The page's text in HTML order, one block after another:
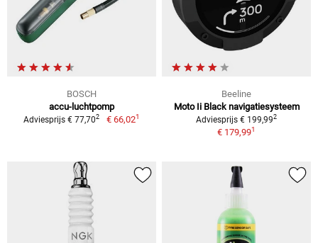
BOSCH
accu-luchtpomp
Adviesprijs € 77,702 € 66,021
Beeline
Moto Ii Black navigatiesysteem
Adviesprijs € 199,992
€ 179,991